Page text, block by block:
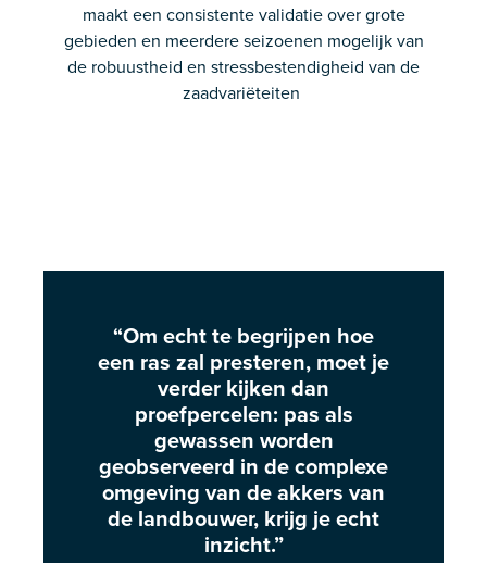
maakt een consistente validatie over grote
gebieden en meerdere seizoenen mogelijk van
de robuustheid en stressbestendigheid van de
zaadvariëteiten
“Om echt te begrijpen hoe
een ras zal presteren, moet je
verder kijken dan
proefpercelen: pas als
gewassen worden
geobserveerd in de complexe
omgeving van de akkers van
de landbouwer, krijg je echt
inzicht.”